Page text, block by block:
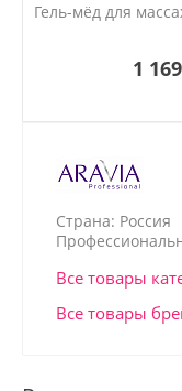
Гель-мёд для
1
Страна: Россия
Все товары
Все товары